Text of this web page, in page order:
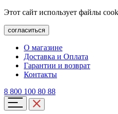
Этот сайт использует файлы
согласиться
О магазине
Доставка и Оплата
Гарантии и возврат
Контакты
8 800 100 80 88